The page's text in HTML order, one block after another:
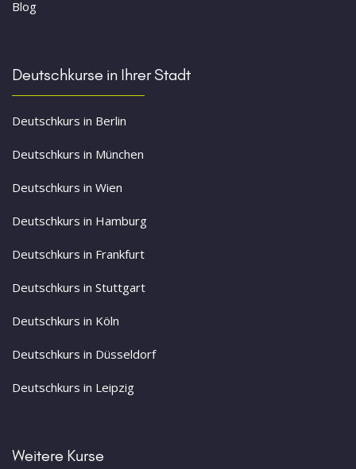
Blog
Deutschkurse in Ihrer Stadt
Deutschkurs in Berlin
Deutschkurs in München
Deutschkurs in Wien
Deutschkurs in Hamburg
Deutschkurs in Frankfurt
Deutschkurs in Stuttgart
Deutschkurs in Köln
Deutschkurs in Düsseldorf
Deutschkurs in Leipzig
Weitere Kurse